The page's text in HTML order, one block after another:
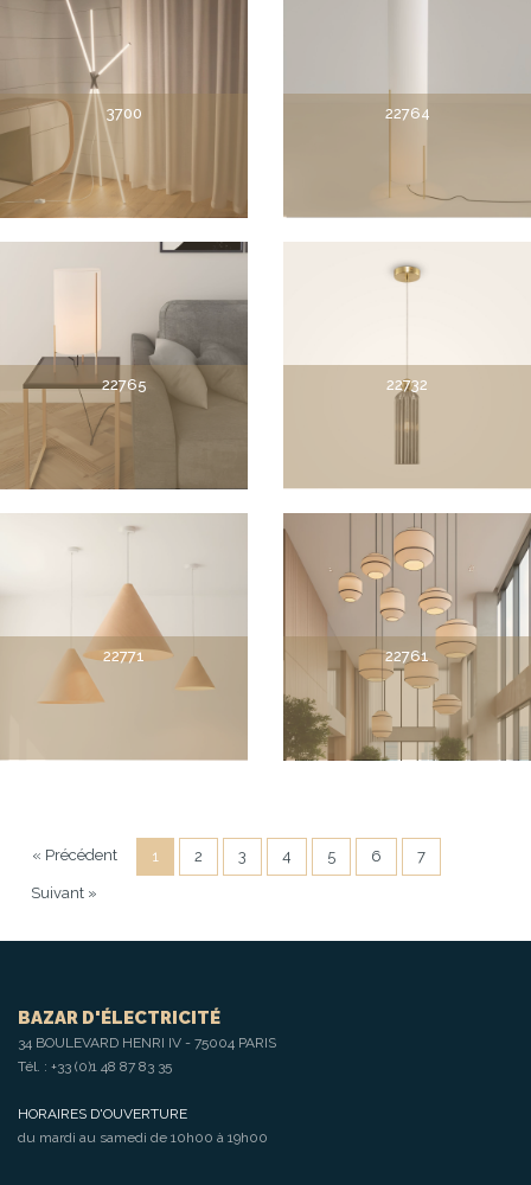
3700 22764
22765 22732
22771 22761
« Précédent 1 2 3 4 5 6 7
Suivant »
BAZAR D'ÉLECTRICITÉ
34 BOULEVARD HENRI IV - 75004 PARIS
Tél. : +33 (0)1 48 87 83 35
HORAIRES D'OUVERTURE
du mardi au samedi de 10h00 à 19h00